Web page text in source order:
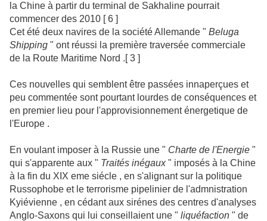
la Chine à partir du terminal de Sakhaline pourrait
commencer des 2010 [ 6 ]
Cet été deux navires de la société Allemande " Beluga
Shipping " ont réussi la première traversée commerciale
de la Route Maritime Nord .[ 3 ]
Ces nouvelles qui semblent être passées innaperçues et
peu commentée sont pourtant lourdes de conséquences et
en premier lieu pour l'approvisionnement énergetique de
l'Europe .
En voulant imposer à la Russie une " Charte de l'Energie "
qui s'apparente aux " Traités inégaux" imposés à la Chine
à la fin du XIX eme siécle , en s'alignant sur la politique
Russophobe et le terrorisme pipelinier de l'admnistration
Kyiévienne , en cédant aux sirénes des centres d'analyses
Anglo-Saxons qui lui conseillaient une " liquéfaction " de